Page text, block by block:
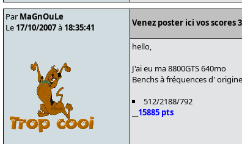
Par MaGnOuLe
Le 17/10/2007à 18:35:41 Venez poster ici vos scores
hello,
J'ai eu ma 8800GTS 640mo
Benchs à fréquences d'
512/2188/792
15885 pts